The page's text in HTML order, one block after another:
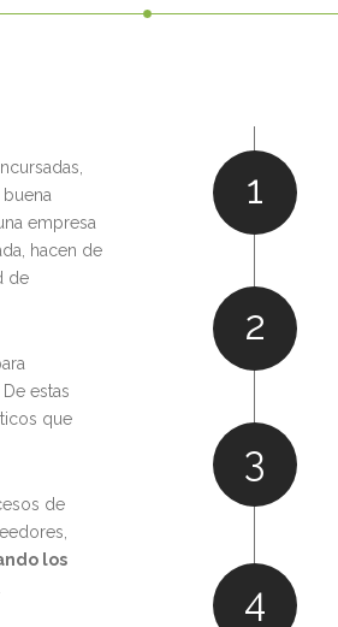
buena
empresa
hacen de
de
estas
que
de
los
1
2
3
4